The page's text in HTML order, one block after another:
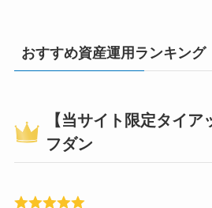
おすすめ資産運用ランキング
【当サイト限定タイ
フダン